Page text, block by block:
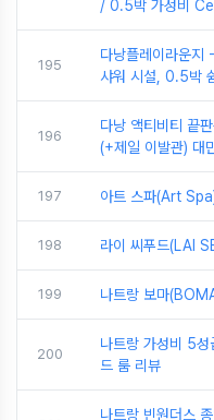
/ 0.5박 가성비
195
다낭플레이라운지
샤워 시설, 0.5박
196
다낭 액티비티 끝
(+제일 이발관) 대
197 아트 스파(Art
198 라이 씨푸드(LAI
199 나트랑 보마
200
나트랑 가성비 5
드 룸 리뷰
나트랑 빈원더스